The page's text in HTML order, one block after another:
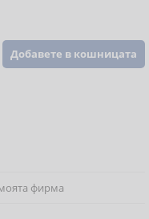
Добавете в кошницата
фирма